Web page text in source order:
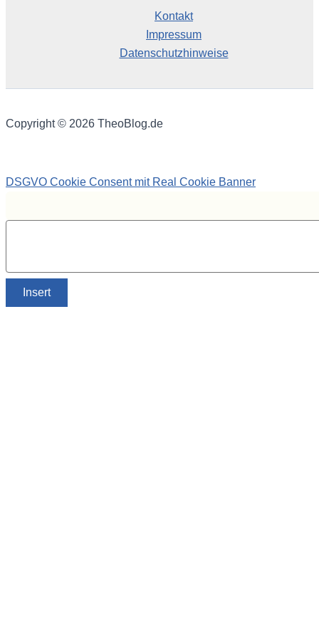
Kontakt
Impressum
Datenschutzhinweise
Copyright © 2026 TheoBlog.de
DSGVO Cookie Consent mit Real Cookie Banner
Insert